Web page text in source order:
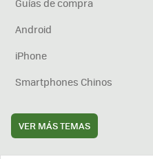
Guías de compra
Android
iPhone
Smartphones Chinos
VER MÁS TEMAS